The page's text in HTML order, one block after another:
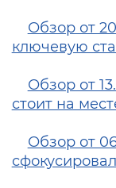
Обзор от
ключевую
Обзор от
стоит на
Обзор от